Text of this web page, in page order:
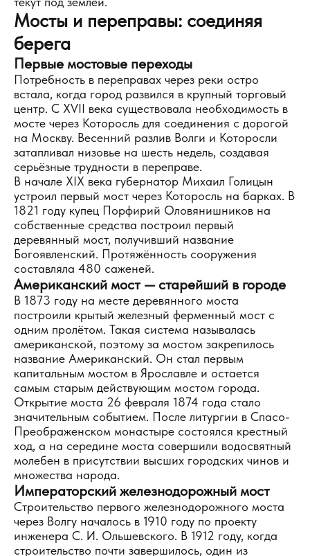
Мосты и переправы: соединяя
берега
Первые мостовые переходы
Потребность в переправах через реки остро
встала, когда город развился в крупный торговый
центр. С XVII века существовала необходимость в
мосте через Которосль для соединения с дорогой
на Москву. Весенний разлив Волги и Которосли
затапливал низовье на шесть недель, создавая
серьёзные трудности в переправе.
В начале XIX века губернатор Михаил Голицын
устроил первый мост через Которосль на барках. В
1821 году купец Порфирий Оловянишников на
собственные средства построил первый
деревянный мост, получивший название
Богоявленский. Протяжённость сооружения
составляла 480 саженей.
Американский мост — старейший в городе
В 1873 году на месте деревянного моста
построили крытый железный ферменный мост с
одним пролётом. Такая система называлась
американской, поэтому за мостом закрепилось
название Американский. Он стал первым
капитальным мостом в Ярославле и остается
самым старым действующим мостом города.
Открытие моста 26 февраля 1874 года стало
значительным событием. После литургии в Спасо-
Преображенском монастыре состоялся крестный
ход, а на середине моста совершили водосвятный
молебен в присутствии высших городских чинов и
множества народа.
Императорский железнодорожный мост
Строительство первого железнодорожного моста
через Волгу началось в 1910 году по проекту
инженера С. И. Ольшевского. В 1912 году, когда
строительство почти завершилось, один из